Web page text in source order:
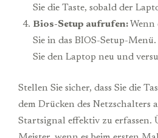
Sie die Taste, sobald der
Bios-Setup aufrufen: Wenn
Sie in das BIOS-Setup-
Sie den Laptop neu und
Stellen Sie sicher, dass Sie die
dem Drücken des Netzschalters
Startsignal effektiv zu erfassen.